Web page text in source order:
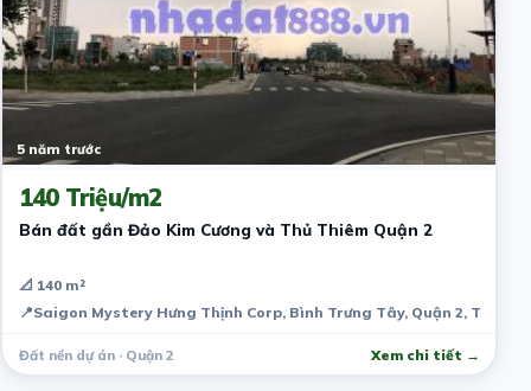
5 năm trước
140 Triệu/m2
Bán đất gần Đảo Kim Cương và Thủ Thiêm Quận 2
📐 140 m²
📍Saigon Mystery Hưng Thịnh Corp, Bình Trưng Tây, Quận 2, Thành
Đất nền dự án · Quận 2 Xem chi tiết →